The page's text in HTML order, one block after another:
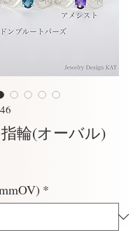
輪(オーバル)
*